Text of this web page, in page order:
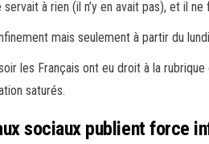
servait à rien (il n’y en avait pas), et il
mais seulement à partir du
les Français ont eu droit à la
saturés.
sociaux publient force